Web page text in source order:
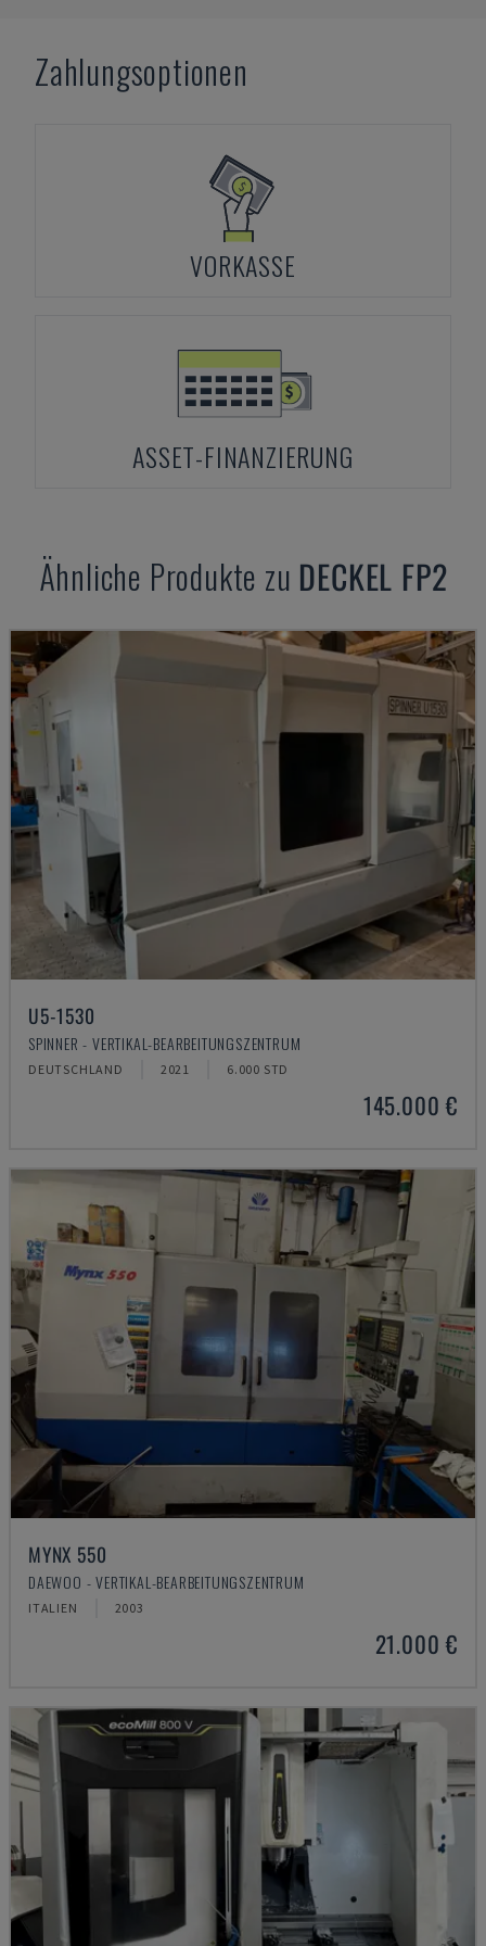
Zahlungsoptionen
VORKASSE
ASSET-FINANZIERUNG
Ähnliche Produkte zu DECKEL FP2
U5-1530
SPINNER - VERTIKAL-BEARBEITUNGSZENTRUM
DEUTSCHLAND 2021 6.000 STD
145.000 €
MYNX 550
DAEWOO - VERTIKAL-BEARBEITUNGSZENTRUM
ITALIEN 2003
21.000 €